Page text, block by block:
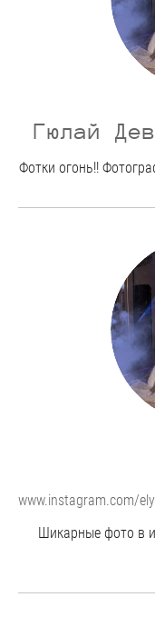
Гюлай
Фотки огонь!!
Шикарные фото в